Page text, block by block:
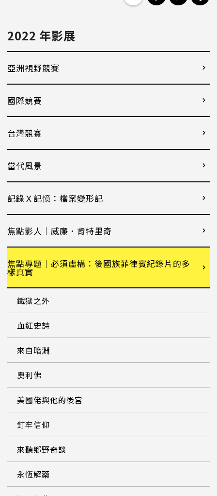
2022 年影展
亞洲視野競賽
國際競賽
台灣競賽
當代風景
記錄Ｘ記憶：檔案變形記
焦點影人｜威廉．肯特里奇
焦點專題｜必須虛構：後國族菲律賓紀錄片的多
樣真實
鐵獄之外
血紅史詩
來自暗淵
奧利佛
美國佬與他的後宮
釘牢信仰
來聽鄉野奇談
永恆解藥